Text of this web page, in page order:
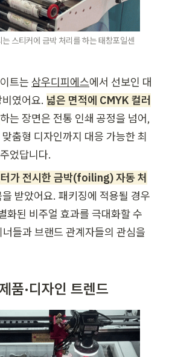
스티커에 금박 처리를 하는 태창포일센
트는 삼우디피에스에서 선보인 대
였어요. 넓은 면적에 CMYK 컬러
하는 장면은 전통 인쇄 공정을 넘어,
춤형 디자인까지 대응 가능한 최
었답니다.
가 전시한 금박(foiling) 자동 처
받았어요. 패키징에 적용될 경우
화된 비주얼 효과를 극대화할 수
들과 브랜드 관계자들의 관심을
품·디자인 트렌드